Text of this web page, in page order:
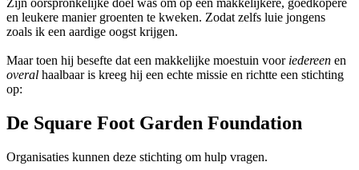
en leukere manier groenten te kweken. Zodat zelfs luie jongens
zoals ik een aardige oogst krijgen.
Maar toen hij besefte dat een makkelijke moestuin voor iedereen en
overal haalbaar is kreeg hij een echte missie en richtte een stichting
op:
De Square Foot Garden Foundation
Organisaties kunnen deze stichting om hulp vragen.